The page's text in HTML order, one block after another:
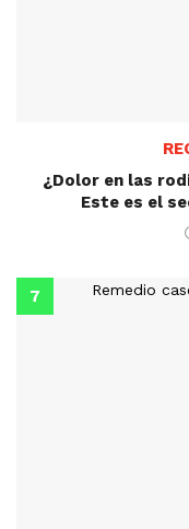
¿Dolor en las
Este es el